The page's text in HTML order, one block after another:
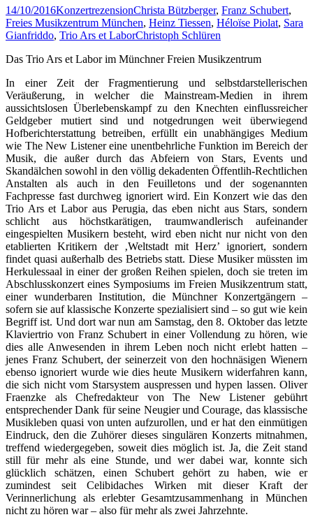
14/10/2016KonzertrezensionChrista Bützberger, Franz Schubert,
Freies Musikzentrum München, Heinz Tiessen, Héloïse Piolat, Sara
Gianfriddo, Trio Ars et LaborChristoph Schlüren
Das Trio Ars et Labor im Münchner Freien Musikzentrum
In einer Zeit der Fragmentierung und selbstdarstellerischen
Veräußerung, in welcher die Mainstream-Medien in ihrem
aussichtslosen Überlebenskampf zu den Knechten einflussreicher
Geldgeber mutiert sind und notgedrungen weit überwiegend
Hofberichterstattung betreiben, erfüllt ein unabhängiges Medium
wie The New Listener eine unentbehrliche Funktion im Bereich der
Musik, die außer durch das Abfeiern von Stars, Events und
Skandälchen sowohl in den völlig dekadenten Öffentlih-Rechtlichen
Anstalten als auch in den Feuilletons und der sogenannten
Fachpresse fast durchweg ignoriert wird. Ein Konzert wie das den
Trio Ars et Labor aus Perugia, das eben nicht aus Stars, sondern
schlicht aus höchstkarätigen, traumwandlerisch aufeinander
eingespielten Musikern besteht, wird eben nicht nur nicht von den
etablierten Kritikern der ‚Weltstadt mit Herz’ ignoriert, sondern
findet quasi außerhalb des Betriebs statt. Diese Musiker müssten im
Herkulessaal in einer der großen Reihen spielen, doch sie treten im
Abschlusskonzert eines Symposiums im Freien Musikzentrum statt,
einer wunderbaren Institution, die Münchner Konzertgängern –
sofern sie auf klassische Konzerte spezialisiert sind – so gut wie kein
Begriff ist. Und dort war nun am Samstag, den 8. Oktober das letzte
Klaviertrio von Franz Schubert in einer Vollendung zu hören, wie
dies alle Anwesenden in ihrem Leben noch nicht erlebt hatten –
jenes Franz Schubert, der seinerzeit von den hochnäsigen Wienern
ebenso ignoriert wurde wie dies heute Musikern widerfahren kann,
die sich nicht vom Starsystem auspressen und hypen lassen. Oliver
Fraenzke als Chefredakteur von The New Listener gebührt
entsprechender Dank für seine Neugier und Courage, das klassische
Musikleben quasi von unten aufzurollen, und er hat den einmütigen
Eindruck, den die Zuhörer dieses singulären Konzerts mitnahmen,
treffend wiedergegeben, soweit dies möglich ist. Ja, die Zeit stand
still für mehr als eine Stunde, und wer dabei war, konnte sich
glücklich schätzen, einen Schubert gehört zu haben, wie er
zumindest seit Celibidaches Wirken mit dieser Kraft der
Verinnerlichung als erlebter Gesamtzusammenhang in München
nicht zu hören war – also für mehr als zwei Jahrzehnte.